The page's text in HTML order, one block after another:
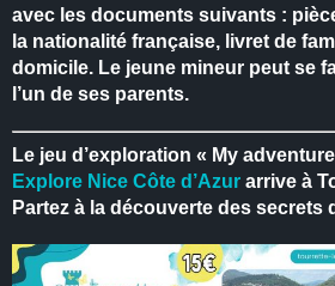
avec les documents suivants :
la nationalité française, livret de
domicile. Le jeune mineur peut se
l’un de ses parents.
Le jeu d’exploration « My
Explore Nice Côte d’Azur arrive à
Partez à la découverte des secrets